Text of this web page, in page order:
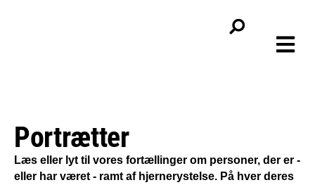
Portrætter
Læs eller lyt til vores fortællinger om personer, der er -
eller har været - ramt af hjernerystelse. På hver deres